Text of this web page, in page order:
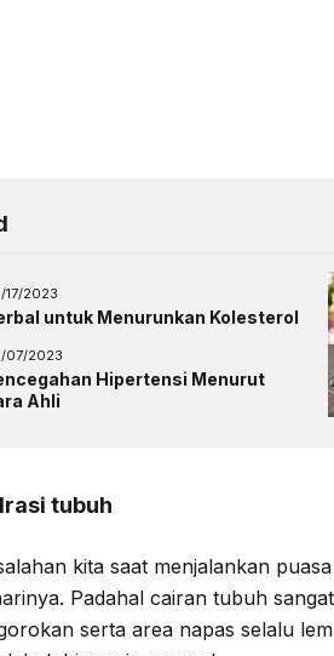
17/2023
untuk Menurunkan Kolesterol
07/2023
Hipertensi Menurut
Ahli
tubuh
kita saat menjalankan
Padahal cairan tubuh
serta area napas selalu